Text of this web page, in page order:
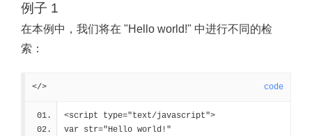
例子 1
在本例中，我们将在 "Hello world!" 中进行不同的检
索：
</> code
<script type="text/javascript">
var str="Hello world!"